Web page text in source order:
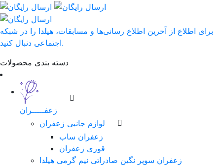
برای اطلاع از آخرین اطلاع رسانی‌ها و مسابقات، هیلدا را در شبکه
اجتماعی دنبال کنید.
دسته بندی محصولات
زعفـــــران
لوازم جانبی زعفران
زعفران ساب
قوری زعفران
زعفران سوپر نگین صادراتی نیم گرمی هیلدا